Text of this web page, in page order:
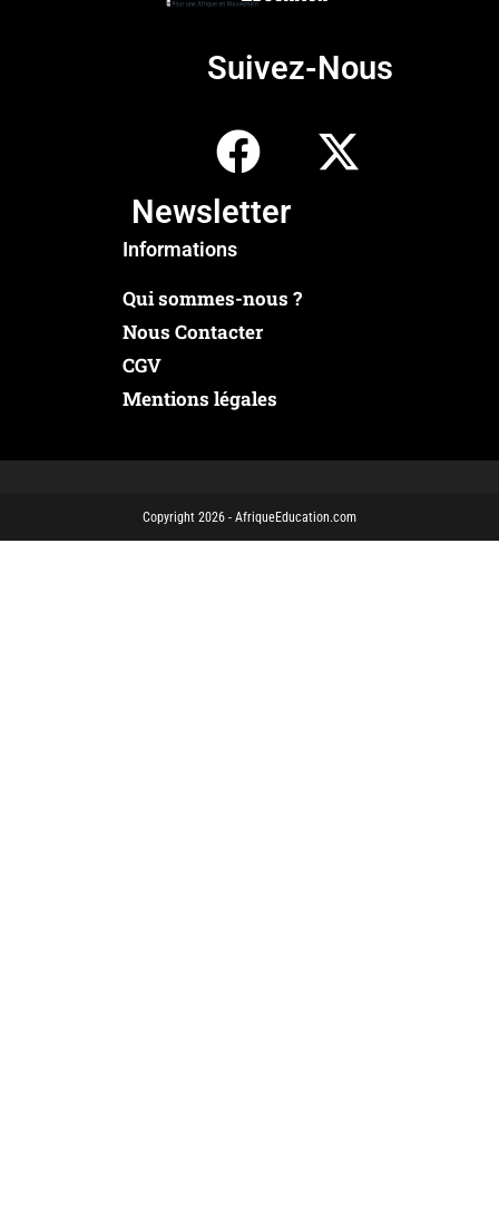
Suivez-Nous
Newsletter
Informations
Qui sommes-nous ?
Nous Contacter
CGV
Mentions légales
Copyright 2026 - AfriqueEducation.com